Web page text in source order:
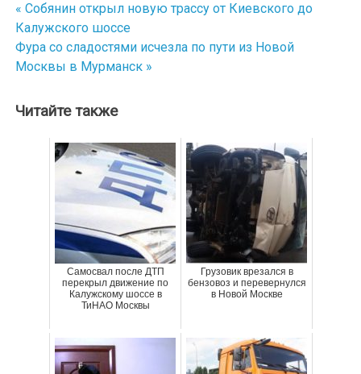
Навигация
по
записям
« Собянин открыл новую трассу от Киевского до
Калужского шоссе
Фура со сладостями исчезла по пути из Новой
Москвы в Мурманск »
Читайте также
Самосвал после ДТП
перекрыл движение по
Калужскому шоссе в
ТиНАО Москвы
Грузовик врезался в
бензовоз и перевернулся
в Новой Москве